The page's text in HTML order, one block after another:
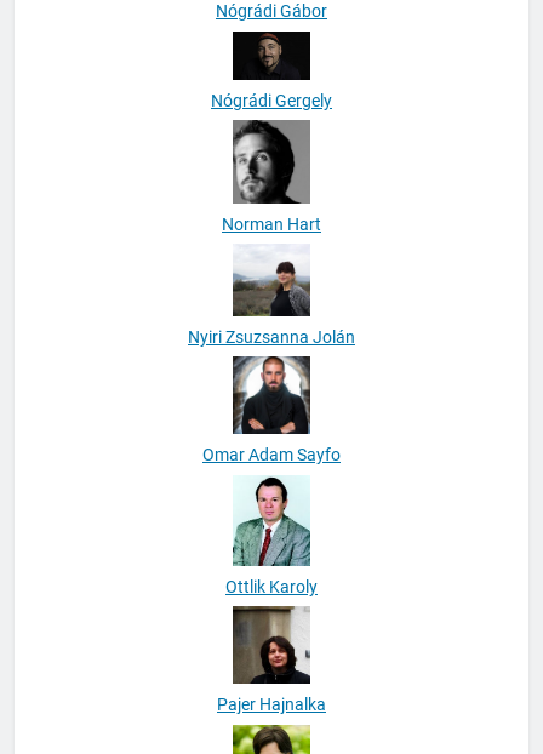
Nógrádi Gábor
Nógrádi Gergely
Norman Hart
Nyiri Zsuzsanna Jolán
Omar Adam Sayfo
Ottlik Karoly
Pajer Hajnalka